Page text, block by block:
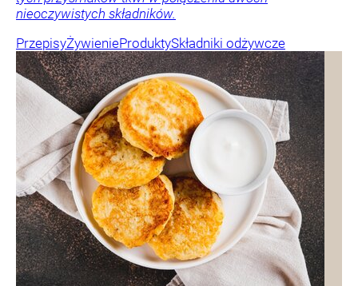
nieoczywistych składników.
PrzepisyŻywienieProduktySkładniki odżywcze